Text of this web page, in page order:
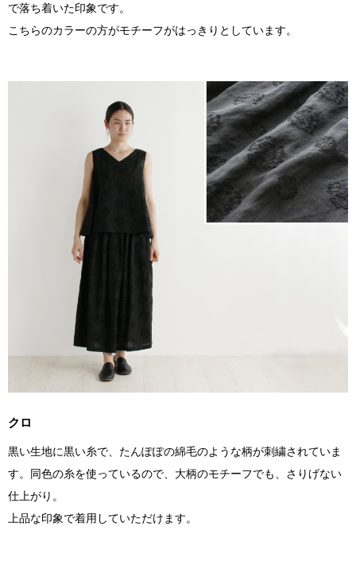
で落ち着いた印象です。
こちらのカラーの方がモチーフがはっきりとしています。
クロ
黒い生地に黒い糸で、たんぽぽの綿毛のような柄が刺繍されていま
す。同色の糸を使っているので、大柄のモチーフでも、さりげない
仕上がり。
上品な印象で着用していただけます。